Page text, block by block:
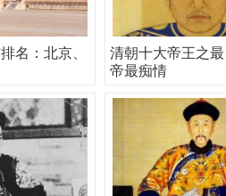
名：北京、
清朝十大帝王之
帝最痴情